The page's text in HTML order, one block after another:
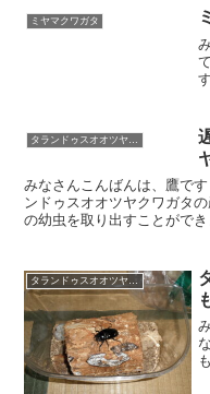
ミヤマクワガタ
みなさんこんばんは、鷹で
ンドゥスオオツヤクワガタ
の幼虫を取り出すことがで
タランドゥスオオツヤクワガタ